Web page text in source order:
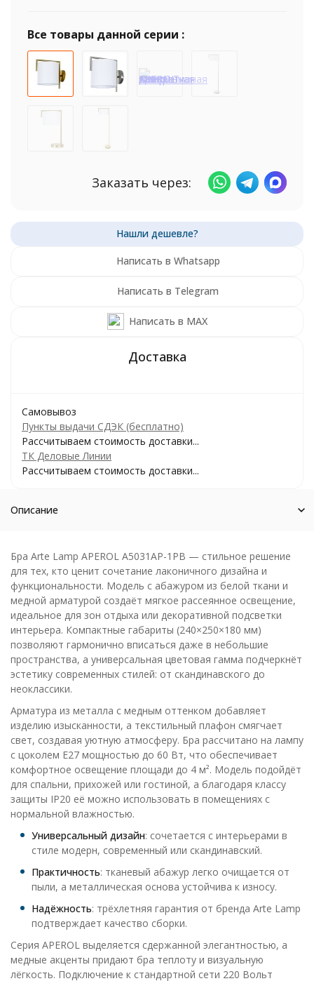
Все товары данной серии :
Заказать через:
Написать в Whatsapp
Написать в Telegram
Написать в MAX
Самовывоз
Пункты выдачи СДЭК (бесплатно)
Рассчитываем стоимость доставки...
ТК Деловые Линии
Рассчитываем стоимость доставки...
Описание
Бра Arte Lamp APEROL A5031AP-1PB — стильное решение
для тех, кто ценит сочетание лаконичного дизайна и
функциональности. Модель с абажуром из белой ткани и
медной арматурой создаёт мягкое рассеянное освещение,
идеальное для зон отдыха или декоративной подсветки
интерьера. Компактные габариты (240×250×180 мм)
позволяют гармонично вписаться даже в небольшие
пространства, а универсальная цветовая гамма подчеркнёт
эстетику современных стилей: от скандинавского до
неоклассики.
Арматура из металла с медным оттенком добавляет
изделию изысканности, а текстильный плафон смягчает
свет, создавая уютную атмосферу. Бра рассчитано на лампу
с цоколем E27 мощностью до 60 Вт, что обеспечивает
комфортное освещение площади до 4 м². Модель подойдёт
для спальни, прихожей или гостиной, а благодаря классу
защиты IP20 её можно использовать в помещениях с
нормальной влажностью.
Универсальный дизайн: сочетается с интерьерами в
стиле модерн, современный или скандинавский.
Практичность: тканевый абажур легко очищается от
пыли, а металлическая основа устойчива к износу.
Надёжность: трёхлетняя гарантия от бренда Arte Lamp
подтверждает качество сборки.
Серия APEROL выделяется сдержанной элегантностью, а
медные акценты придают бра теплоту и визуальную
лёгкость. Подключение к стандартной сети 220 Вольт